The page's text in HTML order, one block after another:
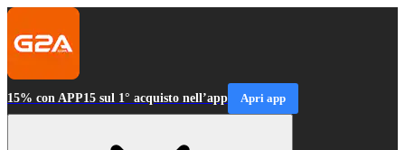
15% con APP15 sul 1° acquisto nell’app Apri app